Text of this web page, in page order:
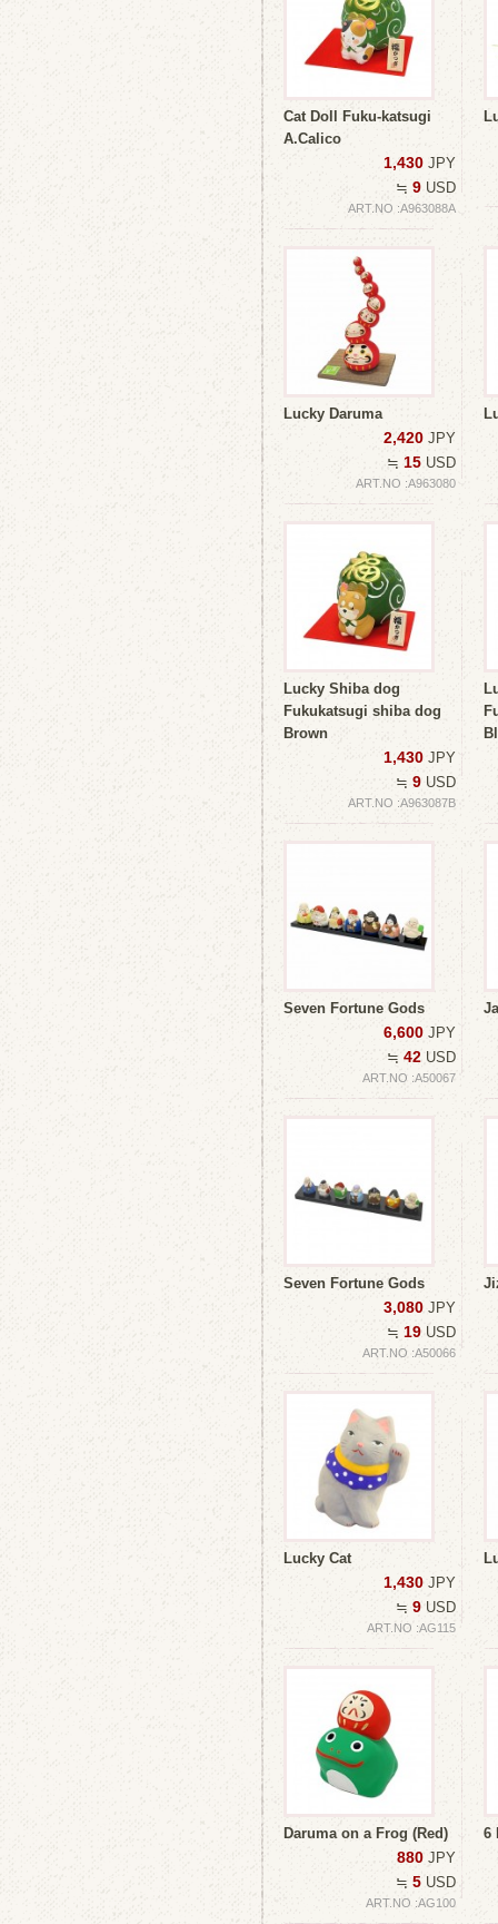
Cat Doll Fuku-katsugi
A.Calico
1,430 JPY
≒ 9 USD
ART.NO :A963088A
Lucky Daruma
2,420 JPY
≒ 15 USD
ART.NO :A963080
Lucky Shiba dog
Fukukatsugi shiba dog
Brown
1,430 JPY
≒ 9 USD
ART.NO :A963087B
Seven Fortune Gods
6,600 JPY
≒ 42 USD
ART.NO :A50067
Seven Fortune Gods
3,080 JPY
≒ 19 USD
ART.NO :A50066
Lucky Cat
1,430 JPY
≒ 9 USD
ART.NO :AG115
Daruma on a Frog (Red)
880 JPY
≒ 5 USD
ART.NO :AG100
6